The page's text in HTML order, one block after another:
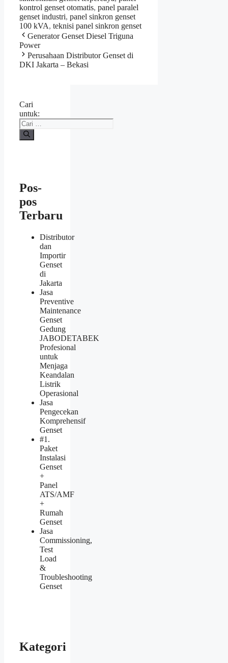
kontrol genset otomatis, panel paralel
genset industri, panel sinkron genset
100 kVA, teknisi panel sinkron genset
Generator Genset Diesel Triguna
Power
Perusahaan Distributor Genset di
DKI Jakarta – Bekasi
Cari
untuk:
Pos-
pos
Terbaru
Distributor
dan
Importir
Genset
di
Jakarta
Jasa
Preventive
Maintenance
Genset
Gedung
JABODETABEK
Profesional
untuk
Menjaga
Keandalan
Listrik
Operasional
Jasa
Pengecekan
Komprehensif
Genset
#1.
Paket
Instalasi
Genset
+
Panel
ATS/AMF
+
Rumah
Genset
Jasa
Commissioning,
Test
Load
&
Troubleshooting
Genset
Kategori